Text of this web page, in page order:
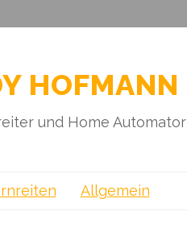
HOFMANN
und Home Automator
Allgemein